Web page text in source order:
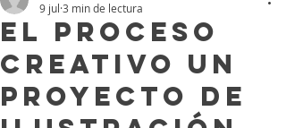
El Proceso
Creativo un
Proyecto de
9 jul 3 min de lectura